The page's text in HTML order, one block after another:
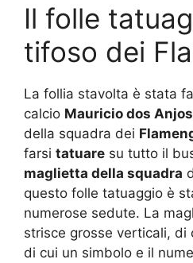
Il folle
tifoso dei
La follia stavolta è stata
calcio Mauricio dos Anjos
della squadra dei
farsi tatuare su tutto il
maglietta della squadra
questo folle tatuaggio è
numerose sedute. La
strisce grosse verticali, di
di cui un simbolo e il